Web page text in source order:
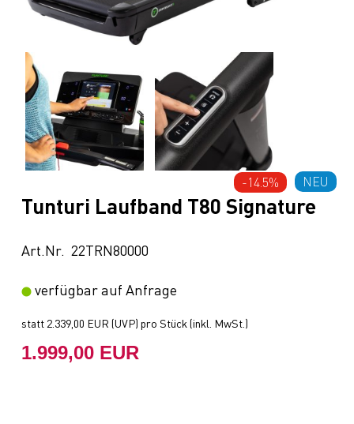
-14.5% NEU
Tunturi Laufband T80 Signature
Art.Nr. 22TRN80000
verfügbar auf Anfrage
statt 2.339,00 EUR (UVP) pro Stück (inkl. MwSt.)
1.999,00 EUR